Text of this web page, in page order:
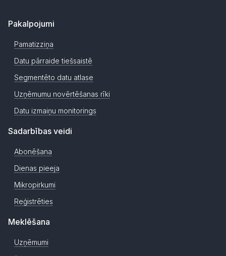
Pakalpojumi
Pamatizziņa
Datu pārraide tiešsaistē
Segmentēto datu atlase
Uzņēmumu novērtēšanas rīki
Datu izmaiņu monitorings
Sadarbības veidi
Abonēšana
Dienas pieeja
Mikropirkumi
Reģistrēties
Meklēšana
Uzņēmumi